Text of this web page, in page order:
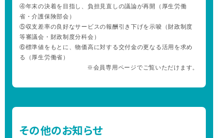
④年末の決着を目指し、負担見直しの議論が再開（厚生労働
省・介護保険部会）
⑤収支差率の良好なサービスの報酬引き下げを示唆（財政制度
等審議会・財政制度分科会）
⑥標準値をもとに、物価高に対する交付金の更なる活用を求め
る（厚生労働省）
※会員専用ページでご覧いただけます。
その他のお知らせ